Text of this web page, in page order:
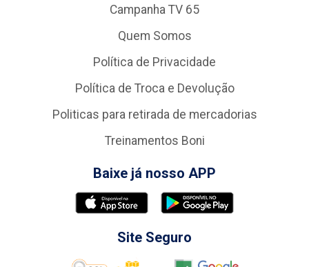
Campanha TV 65
Quem Somos
Política de Privacidade
Política de Troca e Devolução
Politicas para retirada de mercadorias
Treinamentos Boni
Baixe já nosso APP
Site Seguro